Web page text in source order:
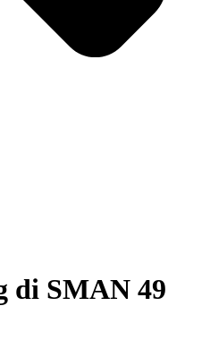
di SMAN 49